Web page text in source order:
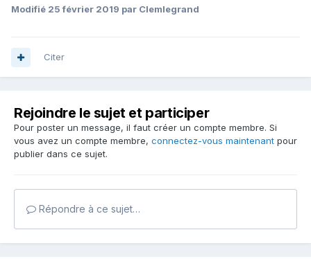
Modifié 25 février 2019 par Clemlegrand
Citer
Rejoindre le sujet et participer
Pour poster un message, il faut créer un compte membre. Si
vous avez un compte membre, connectez-vous maintenant pour
publier dans ce sujet.
Répondre à ce sujet…